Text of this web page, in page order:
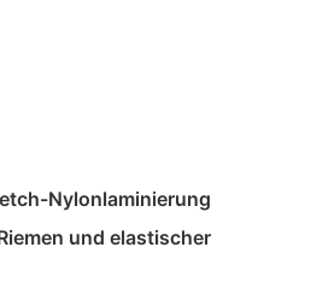
Nylonlaminierung
und elastischer